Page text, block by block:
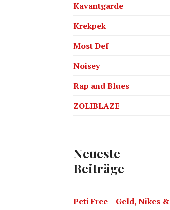
Kavantgarde
Krekpek
Most Def
Noisey
Rap and Blues
ZOLIBLAZE
Neueste
Beiträge
Peti Free – Geld, Nikes &